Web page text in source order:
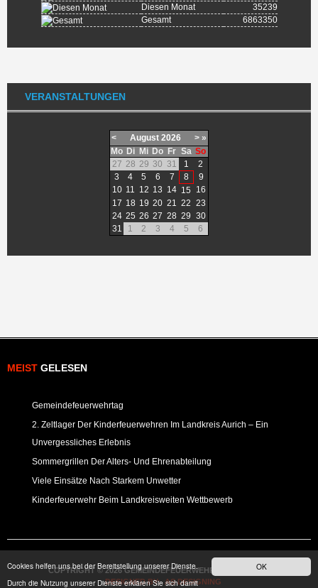
OK
Cookies helfen uns bei der Bereitstellung unserer Dienste.
Durch die Nutzung unserer Dienste erklären Sie sich damit
Diesen Monat
35239
Gesamt
6863350
VERANSTALTUNGEN
< August 2026 > »
Mo Di Mi Do Fr Sa So
27 28 29 30 31 1
2
3
4 5 6 7 8
9
10 11 12 13 14 15
16
17 18 19 20 21 22 23
24 25 26 27 28 29 30
31
1 2 3 4 5 6
MEIST GELESEN
Gemeindefeuerwehrtag
2. Zeltlager Der Kinderfeuerwehren Im Landkreis Aurich – Ein
Unvergessliches Erlebnis
Sommergrillen Der Alters- Und Ehrenabteilung
Viele Einsätze Nach Starkem Unwetter
Kinderfeuerwehr Beim Landkreisweiten Wettbewerb
COPYRIGHT © 2026 GEMEINDEFEUERWEHR KRUMMHÖRN
DESIGNED BY: AS DESIGNING